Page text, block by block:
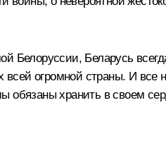
Белоруссии, Беларусь
огромной страны. И все
обязаны хранить в своем